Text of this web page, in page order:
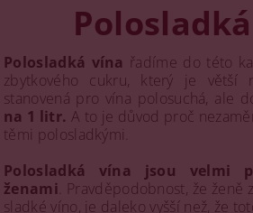
Polosladká vína řadíme do této
zbytkového cukru, který je větší
stanovená pro vína polosuchá, ale
na 1 litr. A to je důvod proč
těmi polosladkými.
Polosladká vína jsou velmi
ženami . Pravděpodobnost, že
sladké víno, je daleko vyšší než, že